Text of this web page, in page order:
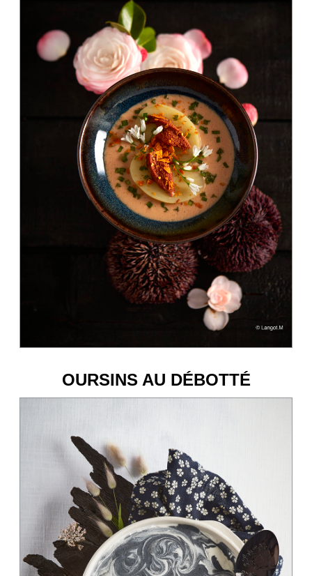
OURSINS AU DÉBOTTÉ